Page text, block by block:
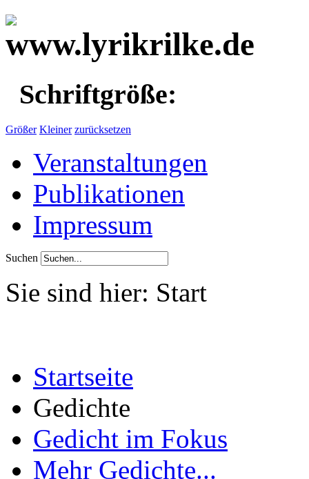
Schriftgröße:
Größer Kleiner zurücksetzen
Veranstaltungen
Publikationen
Impressum
Suchen
Sie sind hier: Start
Startseite
Gedichte
Gedicht im Fokus
Mehr Gedichte...